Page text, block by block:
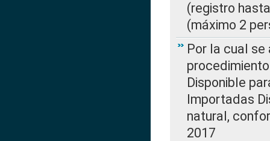
(registro
(máximo 2
Por la cual
Disponible
Importadas
natural,
2017